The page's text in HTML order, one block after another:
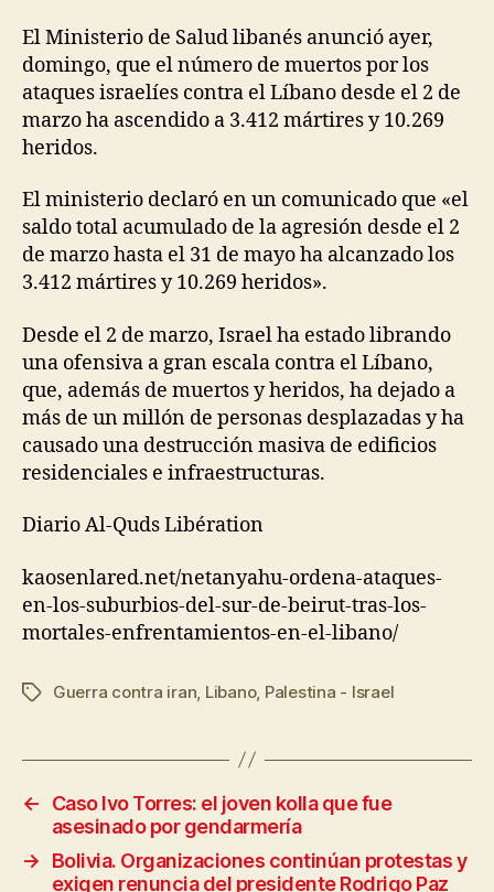
El Ministerio de Salud libanés anunció ayer,
domingo, que el número de muertos por los
ataques israelíes contra el Líbano desde el 2 de
marzo ha ascendido a 3.412 mártires y 10.269
heridos.
El ministerio declaró en un comunicado que «el
saldo total acumulado de la agresión desde el 2
de marzo hasta el 31 de mayo ha alcanzado los
3.412 mártires y 10.269 heridos».
Desde el 2 de marzo, Israel ha estado librando
una ofensiva a gran escala contra el Líbano,
que, además de muertos y heridos, ha dejado a
más de un millón de personas desplazadas y ha
causado una destrucción masiva de edificios
residenciales e infraestructuras.
Diario Al-Quds Libération
kaosenlared.net/netanyahu-ordena-ataques-
en-los-suburbios-del-sur-de-beirut-tras-los-
mortales-enfrentamientos-en-el-libano/
Etiquetas
Guerra contra iran, Libano, Palestina - Israel
←
Caso Ivo Torres: el joven kolla que fue
asesinado por gendarmería
→
Bolivia. Organizaciones continúan protestas y
exigen renuncia del presidente Rodrigo Paz